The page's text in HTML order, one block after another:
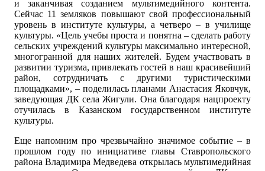
и заканчивая созданием мультимедийного контента.
Сейчас 11 земляков повышают свой профессиональный
уровень в институте культуры, а четверо – в училище
культуры. «Цель учебы проста и понятна – сделать работу
сельских учреждений культуры максимально интересной,
многогранной для наших жителей. Будем участвовать в
развитии туризма, привлекать гостей в наш красивейший
район, сотрудничать с другими туристическими
площадками», – поделилась планами Анастасия Яковчук,
заведующая ДК села Жигули. Она благодаря нацпроекту
отучилась в Казанском государственном институте
культуры.
Еще напомним про чрезвычайно значимое событие – в
прошлом году по инициативе главы Ставропольского
района Владимира Медведева открылась мультимедийная